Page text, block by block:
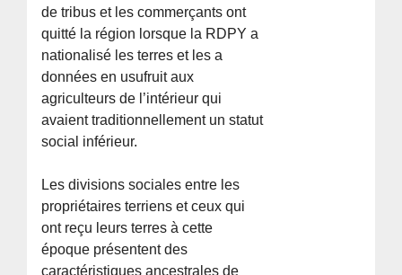
de tribus et les commerçants ont
quitté la région lorsque la RDPY a
nationalisé les terres et les a
données en usufruit aux
agriculteurs de l’intérieur qui
avaient traditionnellement un statut
social inférieur.
Les divisions sociales entre les
propriétaires terriens et ceux qui
ont reçu leurs terres à cette
époque présentent des
caractéristiques ancestrales de